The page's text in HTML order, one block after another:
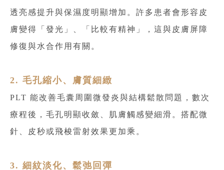
透亮感提升與保濕度明顯增加。許多患者會形容皮
膚變得「發光」、「比較有精神」，這與皮膚屏障
修復與水合作用有關。
2. 毛孔縮小、膚質細緻
PLT 能改善毛囊周圍微發炎與結構鬆散問題，數次
療程後，毛孔明顯收斂、肌膚觸感變細滑。搭配微
針、皮秒或飛梭雷射效果更加乘。
3. 細紋淡化、鬆弛回彈